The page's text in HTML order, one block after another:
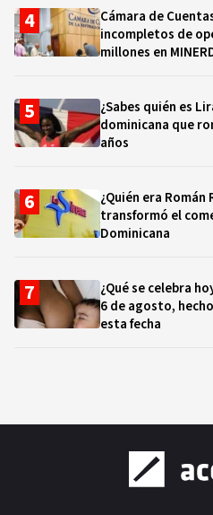
Cámara de
incompletos de
millones en
¿Sabes quién es
dominicana que
años
¿Quién era
transformó el
Dominicana
¿Qué se celebra
6 de agosto,
esta fecha